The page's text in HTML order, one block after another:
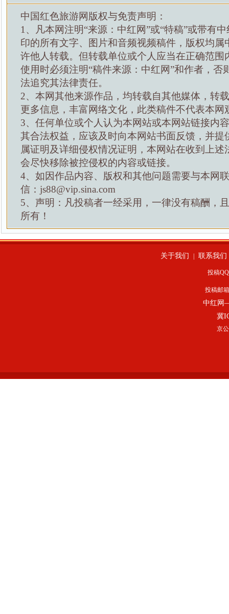
中国红色旅游网版权与免责声明：
1、凡本网注明“来源：中红网”或“特稿”或带有
印的所有文字、图片和音频视频稿件，版权均属
许他人转载。但转载单位或个人应当在正确范围
使用时必须注明“稿件来源：中红网”和作者，否
法追究其法律责任。
2、本网其他来源作品，均转载自其他媒体，转
更多信息，丰富网络文化，此类稿件不代表本网
3、任何单位或个人认为本网站或本网站链接内
其合法权益，应该及时向本网站书面反馈，并提
属证明及详细侵权情况证明，本网站在收到上述
会尽快移除被控侵权的内容或链接。
4、如因作品内容、版权和其他问题需要与本网
信：js88@vip.sina.com
5、声明：凡投稿者一经采用，一律没有稿酬，
所有！
关于我们 联系我们
投稿
投稿邮
中红网
冀
京